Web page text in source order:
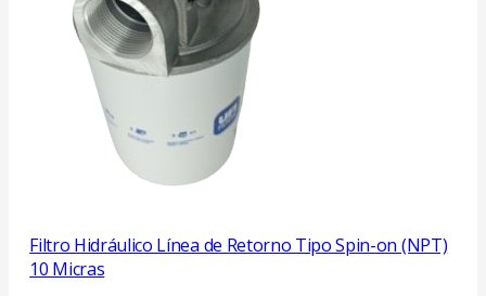
Filtro Hidráulico Línea de Retorno Tipo Spin-on (NPT)
10 Micras